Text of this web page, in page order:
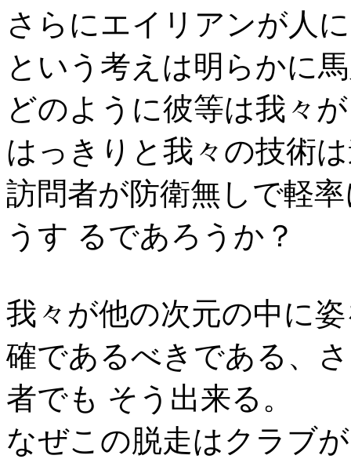
さらにエイリアンが人
という考えは明らかに
どのように彼等は我々
はっきりと我々の技術
訪問者が防衛無しで軽
うす るであろうか？
我々が他の次元の中に
確であるべきである、
者でも そう出来る。
なぜこの脱走はクラブ